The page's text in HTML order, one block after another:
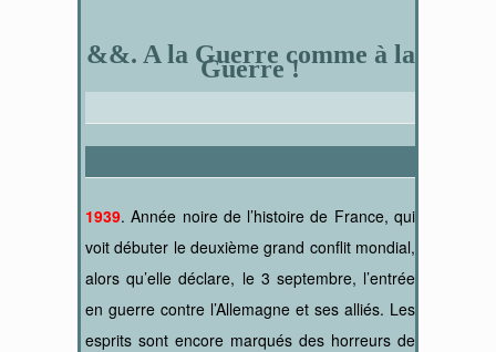
&&. A la Guerre comme à la
Guerre !
1939. Année noire de l’histoire de France, qui
voit débuter le deuxième grand conflit mondial,
alors qu’elle déclare, le 3 septembre, l’entrée
en guerre contre l’Allemagne et ses alliés. Les
esprits sont encore marqués des horreurs de